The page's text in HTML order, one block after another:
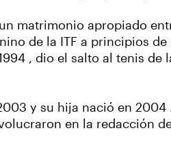
matrimonio apropiado
de la ITF a principios
, dio el salto al tenis
y su hija nació en
en la redacción